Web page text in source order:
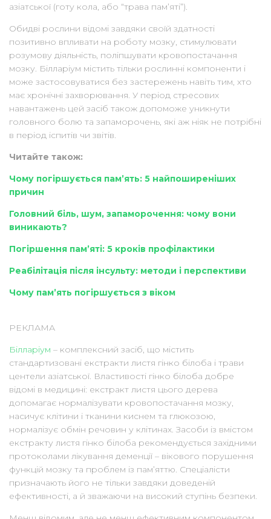
азіатської (готу кола, або “трава пам’яті”).
Обидві рослини відомі завдяки своїй здатності
позитивно впливати на роботу мозку, стимулювати
розумову діяльність, поліпшувати кровопостачання
мозку. Білларіум містить тільки рослинні компоненти і
може застосовуватися без застережень навіть тим, хто
має хронічні захворювання. У період стресових
навантажень цей засіб також допоможе уникнути
головного болю та запаморочень, які аж ніяк не потрібні
в період іспитів чи звітів.
Читайте також:
Чому погіршується пам’ять: 5 найпоширеніших
причин
Головний біль, шум, запаморочення: чому вони
виникають?
Погіршення пам’яті: 5 кроків профілактики
Реабілітація після інсульту: методи і перспективи
Чому пам’ять погіршується з віком
РЕКЛАМА
Білларіум – комплексний засіб, що містить
стандартизовані екстракти листя гінко білоба і трави
центели азіатської. Властивості гінко білоба добре
відомі в медицині: екстракт листя цього дерева
допомагає нормалізувати кровопостачання мозку,
насичує клітини і тканини киснем та глюкозою,
нормалізує обмін речовин у клітинах. Засоби із вмістом
екстракту листя гінко білоба рекомендується західними
протоколами лікування деменції – вікового порушення
функцій мозку та проблем із пам’яттю. Спеціалісти
призначають його не тільки завдяки доведеній
ефективності, а й зважаючи на високий ступінь безпеки.